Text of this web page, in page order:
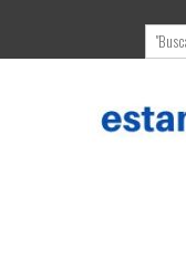
contenido